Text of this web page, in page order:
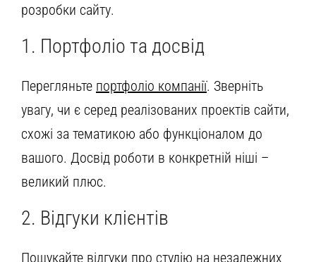
розробки сайту.
1. Портфоліо та досвід
Перегляньте портфоліо компанії. Зверніть
увагу, чи є серед реалізованих проектів сайти,
схожі за тематикою або функціоналом до
вашого. Досвід роботи в конкретній ніші –
великий плюс.
2. Відгуки клієнтів
Пошукайте відгуки про студію на незалежних